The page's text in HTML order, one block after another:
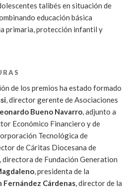
talibés en situación de
educación básica
primaria, protección infantil y
de los premios ha estado formado
, director gerente de Asociaciones
Bueno Navarro , adjunto a
Económico Financiero y de
Tecnológica de
de Cáritas Diocesana de
, directora de Fundación Generation
, presidenta de la
Fernández Cárdenas , director de la